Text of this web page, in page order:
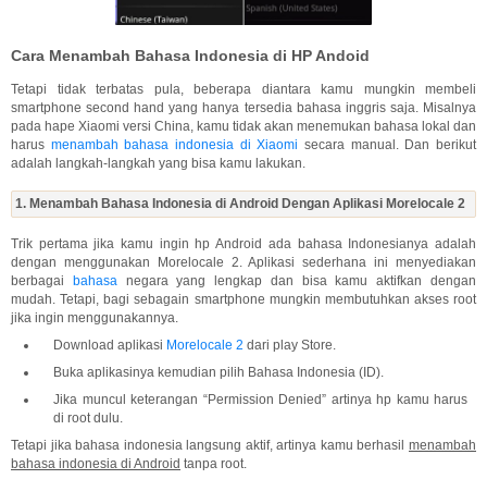
Cara Menambah Bahasa Indonesia di HP Andoid
Tetapi tidak terbatas pula, beberapa diantara kamu mungkin membeli
smartphone second hand yang hanya tersedia bahasa inggris saja. Misalnya
pada hape Xiaomi versi China, kamu tidak akan menemukan bahasa lokal dan
harus menambah bahasa indonesia di Xiaomi secara manual. Dan berikut
adalah langkah-langkah yang bisa kamu lakukan.
1. Menambah Bahasa Indonesia di Android Dengan Aplikasi Morelocale 2
Trik pertama jika kamu ingin hp Android ada bahasa Indonesianya adalah
dengan menggunakan Morelocale 2. Aplikasi sederhana ini menyediakan
berbagai bahasanegara yang lengkap dan bisa kamu aktifkan dengan
mudah. Tetapi, bagi sebagain smartphone mungkin membutuhkan akses root
jika ingin menggunakannya.
Download aplikasi Morelocale 2 dari play Store.
Buka aplikasinya kemudian pilih Bahasa Indonesia (ID).
Jika muncul keterangan “Permission Denied” artinya hp kamu harus
di root dulu.
Tetapi jika bahasa indonesia langsung aktif, artinya kamu berhasil menambah
bahasa indonesia di Android tanpa root.